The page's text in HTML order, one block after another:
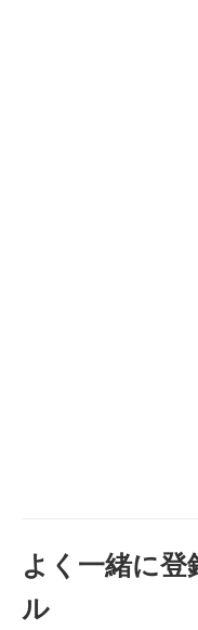
よく一緒に
ル